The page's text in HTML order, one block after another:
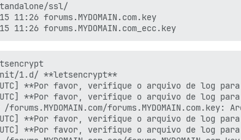
ssl/
forums.MYDOMAIN.com.key
1.d/ **letsencrypt**
UTC] **Por favor, verifique o arquivo de log
UTC] **Por favor, verifique o arquivo de log
UTC] **Por favor, verifique o arquivo de log
UTC] **Por favor, verifique o arquivo de log